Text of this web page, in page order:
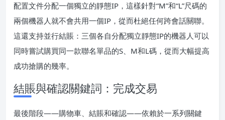
配置文件分配一個獨立的靜態IP，這樣針對“M”和“L”尺碼的
兩個機器人就不會共用一個IP，從而杜絕任何跨會話關聯。
這還支持並行結賬：三個各自分配獨立靜態IP的機器人可以
同時嘗試購買同一款聯名單品的S、M和L碼，從而大幅提高
成功搶購的幾率。
結賬與確認關鍵詞：完成交易
最後階段——購物車、結賬和確認——依賴於一系列關鍵